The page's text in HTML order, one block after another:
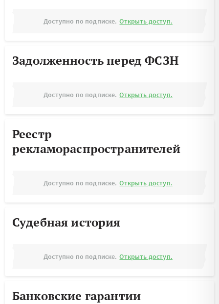
Доступно по подписке. Открыть доступ.
Задолженность перед ФСЗН
Доступно по подписке. Открыть доступ.
Реестр
рекламораспространителей
Доступно по подписке. Открыть доступ.
Судебная история
Доступно по подписке. Открыть доступ.
Банковские гарантии